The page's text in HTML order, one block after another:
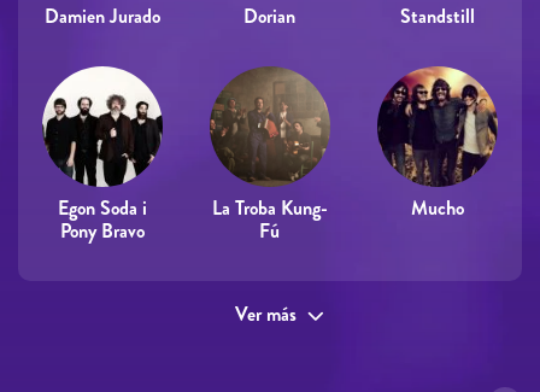
Damien Jurado Dorian Standstill
Egon Soda i
Pony Bravo
La Troba Kung-
Fú
Mucho
Ver más